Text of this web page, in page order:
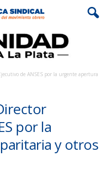
de ANSES por la urgente apertura
por la
y otros